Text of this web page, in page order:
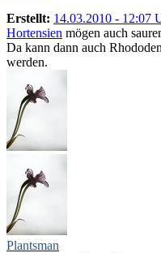
Erstellt: 14.03.2010 - 12:07
Hortensien mögen auch
Da kann dann auch
werden.
Plantsman